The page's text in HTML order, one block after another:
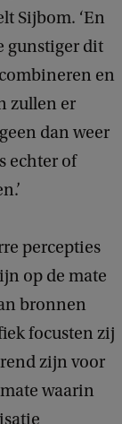
Sijbom. ‘En
gunstiger dit
en
zullen er
dan weer
echter of
percepties
op de mate
bronnen
focusten zij
zijn voor
waarin